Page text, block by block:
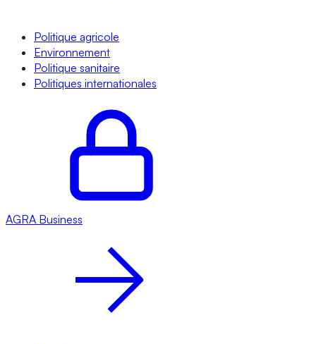
Politique agricole
Environnement
Politique sanitaire
Politiques internationales
AGRA Business